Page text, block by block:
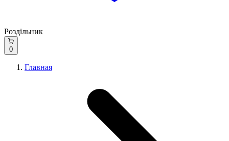
Роздільник
0
Главная